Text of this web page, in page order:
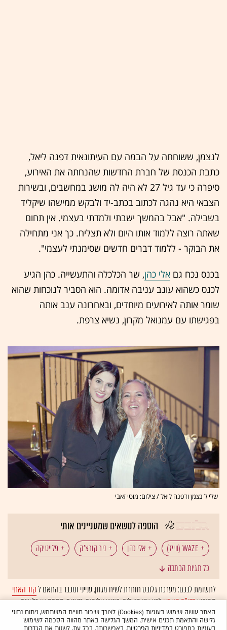
לנצמן, ששוחחה על הבמה עם העיתונאית דפנה ליאל,
כתבת הכנסת של חברת החדשות שהנחתה את האירוע,
סיפרה כי עד גיל 27 לא היה לה מושג במחשבים, ובשירות
הצבאי היא נהגה לכתוב בכתב-יד ולבקש ממישהו שיקליד
בשבילה. "אבל בהמשך ישבתי ולמדתי בעצמי. אין תחום
שאתה רוצה ללמוד אותו היום ולא תצליח. כך אני מתחילה
את הבוקר - ללמוד דברים חדשים שסימנתי לעצמי".
בכנס נכח גם אלי כהן, שר הכלכלה והתעשייה. כהן הגיע
לכנס כשהוא עונב עניבה אדומה. הוא הסביר לנוכחות שהוא
שומר אותה לאירועים מיוחדים, ובאחרונה ענב אותה
בפגישתו עם עמנואל מקרון, נשיא צרפת.
שלי ל נצמן ודפנה ליאל / צילום: מוטי זאבי
הוספה לנושאים שמעניינים אותי
WAZE (ווייז) אלי כהן ניר קורצ'ק פלייטיקה
עדינה בר-שלום
כל תגיות הכתבה
לתשומת לבכם: מערכת גלובס חותרת לשיח מגוון, ענייני ומכבד בהתאם לקוד האתי
המופיעבדו"ח האמוןלפיו אנו פועלים. ביטויי אלימות, גזענות, הסתה או כל שיח
בלתי הולם אחר מסוננים בצורהאוטומטיתולא יפורסמו באתר.
האתר עושה שימוש בעוגיות (Cookies) לצורך שיפור חוויית המשתמש, ניתוח נתוני
גלישה והתאמת תכנים אישית. המשך הגלישה באתר מהווה הסכמה לשימוש